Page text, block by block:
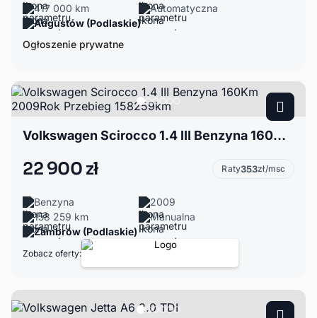
417 000 km
Automatyczna
Augustów (Podlaskie)
Ogłoszenie prywatne
Volkswagen Scirocco 1.4 III Benzyna 160Km 2009Rok Przebieg 158259km
22 900 zł Raty353zł/msc
Benzyna
2009
158 259 km
Manualna
Zambrów (Podlaskie)
Zobacz oferty: